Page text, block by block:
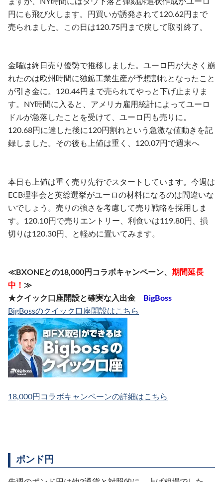
円にも飛び火します。円買いが誘発されて120.62円まで
売られました。この日は120.75円まで戻して取引終了。
金曜は終日売り優勢で推移しました。ユーロ円が大きく崩
れたのは欧州時間に独鉱工業生産が予想割れとなったこと
が引き金に。120.44円まで売られてやっと下げ止まりま
す。NY時間に入ると、アメリカ雇用統計によってユーロ
ドルが急落したことを受けて、ユーロ円も売りに。
120.68円に達した後に120円割れという急激な値動きを記
録しました。その後も上値は重く、120.07円で週末へ
本日も上値は重く売り先行でスタートしています。今週は
ECB理事会と英総選挙がユーロの材料になるのは間違いな
いでしょう。売りの強さを考慮して売り戦略を採用しま
す。120.10円で売りエントリー、利食いは119.80円、損
切りは120.30円、と軽めに置いてみます。
≪BXONEとの18,000円コラボキャンペーン、 期間延長
中！ ≫
★クイック口座開設と確実な入出金
BigBoss
BigBossのクイック口座開設はこちら
18,000円コラボキャンペーンの詳細はこちら
ポンド円